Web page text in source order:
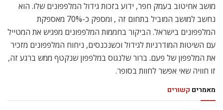
מושב אחיטוב בעמק חפר, ידוע בזכות גידול המלפפונים שלו. הוא
נחשב למושב המוביל בתחום זה , ומספק כ-70% מאספקת
המלפפונים בישראל. הביקור בחממות המלפפונים מפגיש את המטייל
עם השיטות המודרניות לגידול וכשנכנסים, ניחוח המלפפונים מזכיר
את המלפפון של פעם. ברור שלנגוס במלפפון שנקטף ממש ברגע זה,
זו חוויה שאי אפשר לחוות בסופר.
מאמרים קשורים